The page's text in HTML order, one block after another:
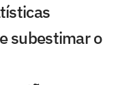
subestimar o